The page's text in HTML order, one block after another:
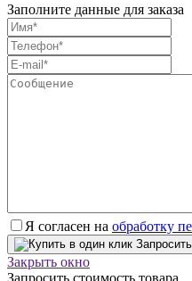
Заполните данные для заказа
Я согласен на обработку
Закрыть окно
Запросить стоимость товара